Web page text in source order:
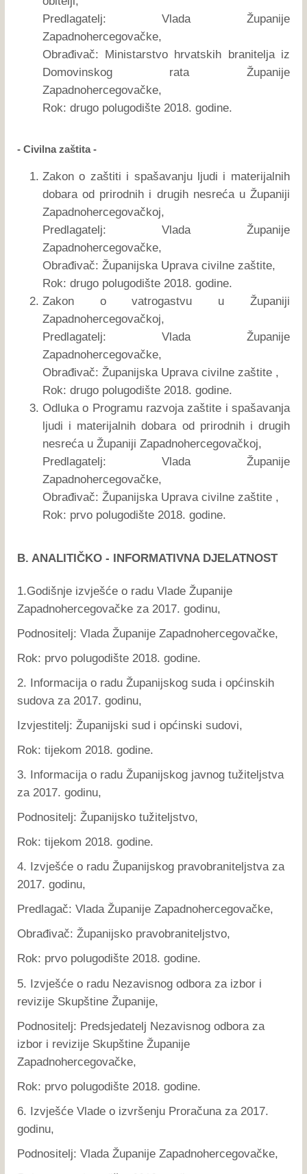
Predlagatelj: Vlada Županije
Zapadnohercegovačke,
Obrađivač: Ministarstvo hrvatskih branitelja iz
Domovinskog rata Županije
Zapadnohercegovačke,
Rok: drugo polugodište 2018. godine.
- Civilna zaštita -
Zakon o zaštiti i spašavanju ljudi i materijalnih
dobara od prirodnih i drugih nesreća u Županiji
Zapadnohercegovačkoj,
Predlagatelj: Vlada Županije
Zapadnohercegovačke,
Obrađivač: Županijska Uprava civilne zaštite,
Rok: drugo polugodište 2018. godine.
Zakon o vatrogastvu u Županiji
Zapadnohercegovačkoj,
Predlagatelj: Vlada Županije
Zapadnohercegovačke,
Obrađivač: Županijska Uprava civilne zaštite ,
Rok: drugo polugodište 2018. godine.
Odluka o Programu razvoja zaštite i spašavanja
ljudi i materijalnih dobara od prirodnih i drugih
nesreća u Županiji Zapadnohercegovačkoj,
Predlagatelj: Vlada Županije
Zapadnohercegovačke,
Obrađivač: Županijska Uprava civilne zaštite ,
Rok: prvo polugodište 2018. godine.
B. ANALITIČKO - INFORMATIVNA DJELATNOST
1.Godišnje izvješće o radu Vlade Županije
Zapadnohercegovačke za 2017. godinu,
Podnositelj: Vlada Županije Zapadnohercegovačke,
Rok: prvo polugodište 2018. godine.
2. Informacija o radu Županijskog suda i općinskih
sudova za 2017. godinu,
Izvjestitelj: Županijski sud i općinski sudovi,
Rok: tijekom 2018. godine.
3. Informacija o radu Županijskog javnog tužiteljstva
za 2017. godinu,
Podnositelj: Županijsko tužiteljstvo,
Rok: tijekom 2018. godine.
4. Izvješće o radu Županijskog pravobraniteljstva za
2017. godinu,
Predlagač: Vlada Županije Zapadnohercegovačke,
Obrađivač: Županijsko pravobraniteljstvo,
Rok: prvo polugodište 2018. godine.
5. Izvješće o radu Nezavisnog odbora za izbor i
revizije Skupštine Županije,
Podnositelj: Predsjedatelj Nezavisnog odbora za
izbor i revizije Skupštine Županije
Zapadnohercegovačke,
Rok: prvo polugodište 2018. godine.
6. Izvješće Vlade o izvršenju Proračuna za 2017.
godinu,
Podnositelj: Vlada Županije Zapadnohercegovačke,